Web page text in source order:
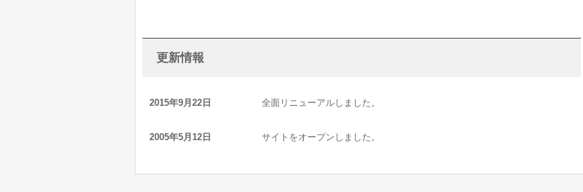
更新情報
2015年9月22日 全面リニューアルしました。
2005年5月12日 サイトをオープンしました。